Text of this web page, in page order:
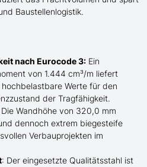
Baustellenlogistik.
nach Eurocode 3: Ein
von 1.444 cm³/m liefert
Werte für den
der Tragfähigkeit.
Die Wandhöhe von 320,0 mm
dennoch extrem biegesteife
Verbauprojekten im
: Der eingesetzte Qualitätsstahl ist